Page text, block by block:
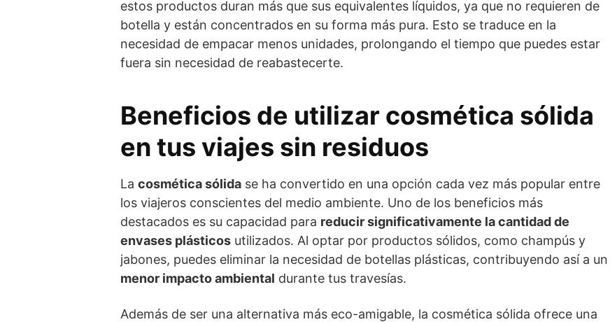
estos productos duran más que sus equivalentes líquidos, ya que no requieren de
botella y están concentrados en su forma más pura. Esto se traduce en la
necesidad de empacar menos unidades, prolongando el tiempo que puedes estar
fuera sin necesidad de reabastecerte.
Beneficios de utilizar cosmética sólida
en tus viajes sin residuos
La cosmética sólida se ha convertido en una opción cada vez más popular entre
los viajeros conscientes del medio ambiente. Uno de los beneficios más
destacados es su capacidad para reducir significativamente la cantidad de
envases plásticos utilizados. Al optar por productos sólidos, como champús y
jabones, puedes eliminar la necesidad de botellas plásticas, contribuyendo así a un
menor impacto ambiental durante tus travesías.
Además de ser una alternativa más eco-amigable, la cosmética sólida ofrece una